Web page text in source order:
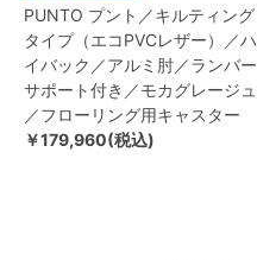
PUNTO プント／キルティング
タイプ（エコPVCレザー）／ハ
イバック／アルミ肘／ランバー
サポート付き／モカグレージュ
／フローリング用キャスター
￥179,960(税込)